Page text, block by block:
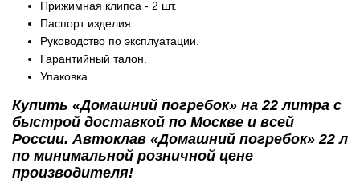
Прижимная клипса - 2 шт.
Паспорт изделия.
Руководство по эксплуатации.
Гарантийный талон.
Упаковка.
Купить «Домашний погребок» на 22 литра с
быстрой доставкой по Москве и всей
России. Автоклав «Домашний погребок» 22 л
по минимальной розничной цене
производителя!